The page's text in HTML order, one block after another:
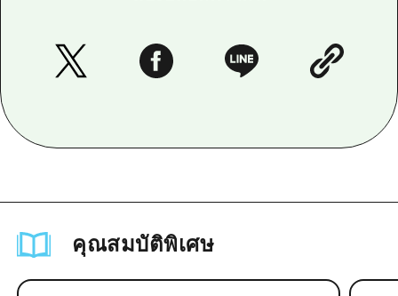
คุณสมบัติพิเศษ